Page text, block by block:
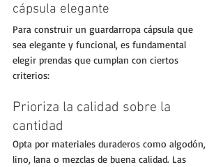
cápsula elegante
Para construir un guardarropa cápsula que
sea elegante y funcional, es fundamental
elegir prendas que cumplan con ciertos
criterios:
Prioriza la calidad sobre la
cantidad
Opta por materiales duraderos como algodón,
lino, lana o mezclas de buena calidad. Las